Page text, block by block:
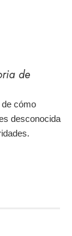
de
de cómo
desconocida